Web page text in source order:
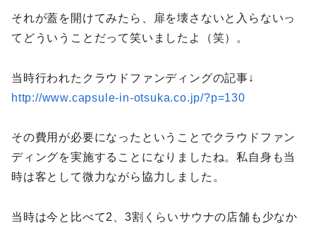
それが蓋を開けてみたら、扉を壊さないと入らないっ
てどういうことだって笑いましたよ（笑）。
当時行われたクラウドファンディングの記事↓
http://www.capsule-in-otsuka.co.jp/?p=130
その費用が必要になったということでクラウドファン
ディングを実施することになりましたね。私自身も当
時は客として微力ながら協力しました。
当時は今と比べて2、3割くらいサウナの店舗も少なか